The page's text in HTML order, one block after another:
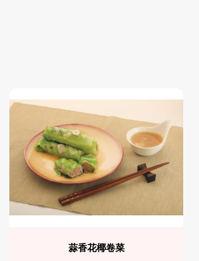
蒜香花椰卷菜